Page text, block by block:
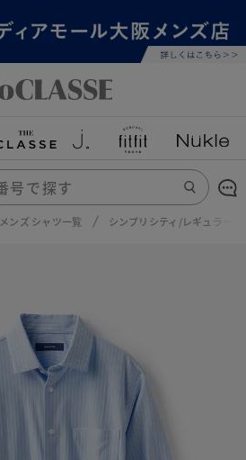
メンズ シャツ一覧 シンプリシティ/レギュラー襟